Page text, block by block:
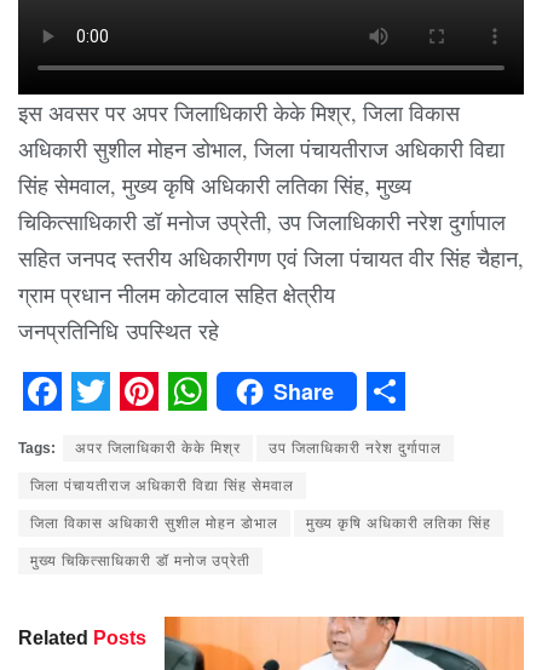
इस अवसर पर अपर जिलाधिकारी केके मिश्र, जिला विकास
अधिकारी सुशील मोहन डोभाल, जिला पंचायतीराज अधिकारी विद्या
सिंह सेमवाल, मुख्य कृषि अधिकारी लतिका सिंह, मुख्य
चिकित्साधिकारी डॉ मनोज उप्रेती, उप जिलाधिकारी नरेश दुर्गापाल
सहित जनपद स्तरीय अधिकारीगण एवं जिला पंचायत वीर सिंह चैहान,
ग्राम प्रधान नीलम कोटवाल सहित क्षेत्रीय
जनप्रतिनिधि उपस्थित रहे
Facebook
Twitter
Pinterest
WhatsApp
Share
Share
Tags: अपर जिलाधिकारी केके मिश्र उप जिलाधिकारी नरेश दुर्गापाल
जिला पंचायतीराज अधिकारी विद्या सिंह सेमवाल
जिला विकास अधिकारी सुशील मोहन डोभाल मुख्य कृषि अधिकारी लतिका सिंह
मुख्य चिकित्साधिकारी डॉ मनोज उप्रेती
Related Posts